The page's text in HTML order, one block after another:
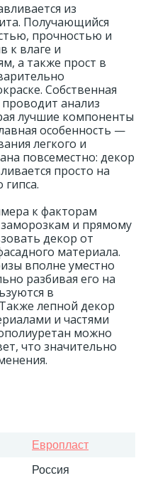
из
Получающийся
прочностью и
к влаге и
а также прост в
Собственная
анализ
лучшие компоненты
особенность —
легкого и
повсеместно: декор
просто на
к факторам
и прямому
декор от
материала.
вполне уместно
разбивая его на
в
лепной декор
и частями
можно
что значительно
Европласт
Россия